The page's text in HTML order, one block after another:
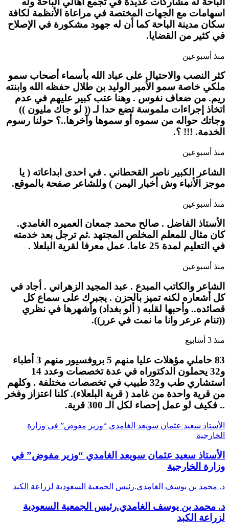
اسهامات مع الجهات المختصة في مراعاة الأنظمة لكافة
سكان مدينة الباحة كما أن له جهود مشكورة في الإصلاح
في كثير من القضايا.
منذ أسبوعين
كثر النصب والاحتيال على عباد الله بأسماء أصحاب سمو
ملكي خاصة سمو الأمير الوليد بن طلال حفظه الله وابنته
ريم. من ضعاف نفوس . وهنا عتب كبير عليهم في عدم
اتخاذ إجراءات ملموسة تضع حدا لـ (( لو جاك مليون ))
وجاتك حواله من سموه أو سموها وآخرها..؟ حولنا رسوم
الخدمة. !!! ؟.
منذ أسبوعين
الشاعر الكبير ناصر القحطاني . في احدى ابداعاته ( يا
موجز الأنباء وش أخبار اليمن ) وللشاعر صفحة بالموقع.
منذ أسبوعين
الأستاذ الفاضل . صالح محمد جمعان العميره الغامدي.
كان مثال للمعلم المخلص المجتهد .ثم ترجل بعد خدمته
في التعليم لمدة 25 عاما. عمل معرفا لقرية البلعلا .
منذ أسبوعين
الشاعر والكاتب المبدع . عبد المجيد الزهراني . أجاد في
كل أشعاره لكنه تميز بالحزن . يجبرك على سماع كل
قصائده.. وأحبها لقلبه ( ألو بغداد) وأشهرها في نظري
((تنام عرعر وانا ما نمت في عرر)).
منذ 3 أسابيع
83 حاملي مؤهلات عليا منهم 5 بروفسيور منهم 3 أطباء
و32 يحملون الدكتوراه في عدة تخصصات وعدد 14
استشاري طب و32 طبيب في تخصصات مختلفة . وكلهم
من قرية واحدة من غامد ( قرية البلعلاء). كلنا اعتزاز وفخر
.. فكيف لو عمل إحصاء لكل الـ 300 قرية.
الأستاذ سعيد عثمان سويعد الغامدي “وزير مفوض” في وزارة
الخارجية
الأستاذ سعيد عثمان سويعد الغامدي “وزير مفوض” في
وزارة الخارجية
د. محمد بن يوسف الغامدي.رئيس الجمعية السعودية لزراعة الكبد
د. محمد بن يوسف الغامدي.رئيس الجمعية السعودية
لزراعة الكبد